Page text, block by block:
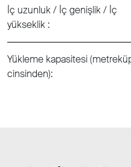
İç uzunluk / İç genişlik / İç
yükseklik :
Yükleme kapasitesi
cinsinden):